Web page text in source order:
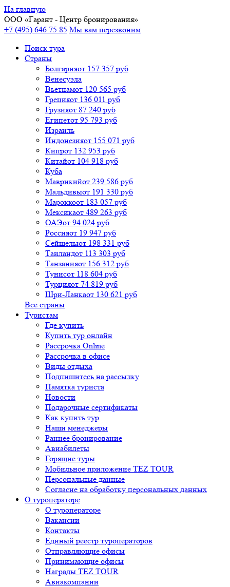
На главную
ООО «Гарант - Центр бронирования»
+7 (495) 646 75 85 Мы вам перезвоним
Поиск тура
Cтраны
Болгарияот 157 357 руб
Венесуэла
Вьетнамот 120 565 руб
Грецияот 136 011 руб
Грузияот 87 240 руб
Египетот 95 793 руб
Израиль
Индонезияот 155 071 руб
Кипрот 132 953 руб
Китайот 104 918 руб
Куба
Маврикийот 239 586 руб
Мальдивыот 191 330 руб
Мароккоот 183 057 руб
Мексикаот 489 263 руб
ОАЭот 94 024 руб
Россияот 19 947 руб
Сейшелыот 198 331 руб
Таиландот 113 303 руб
Танзанияот 156 312 руб
Тунисот 118 604 руб
Турцияот 74 819 руб
Шри-Ланкаот 130 621 руб
Все страны
Туристам
Где купить
Купить тур онлайн
Рассрочка Online
Рассрочка в офисе
Виды отдыха
Подпишитесь на рассылку
Памятка туриста
Новости
Подарочные сертификаты
Как купить тур
Наши менеджеры
Раннее бронирование
Авиабилеты
Горящие туры
Мобильное приложение TEZ TOUR
Персональные данные
Согласие на обработку персональных данных
О туроператоре
О туроператоре
Вакансии
Контакты
Единый реестр туроператоров
Отправляющие офисы
Принимающие офисы
Награды TEZ TOUR
Авиакомпании